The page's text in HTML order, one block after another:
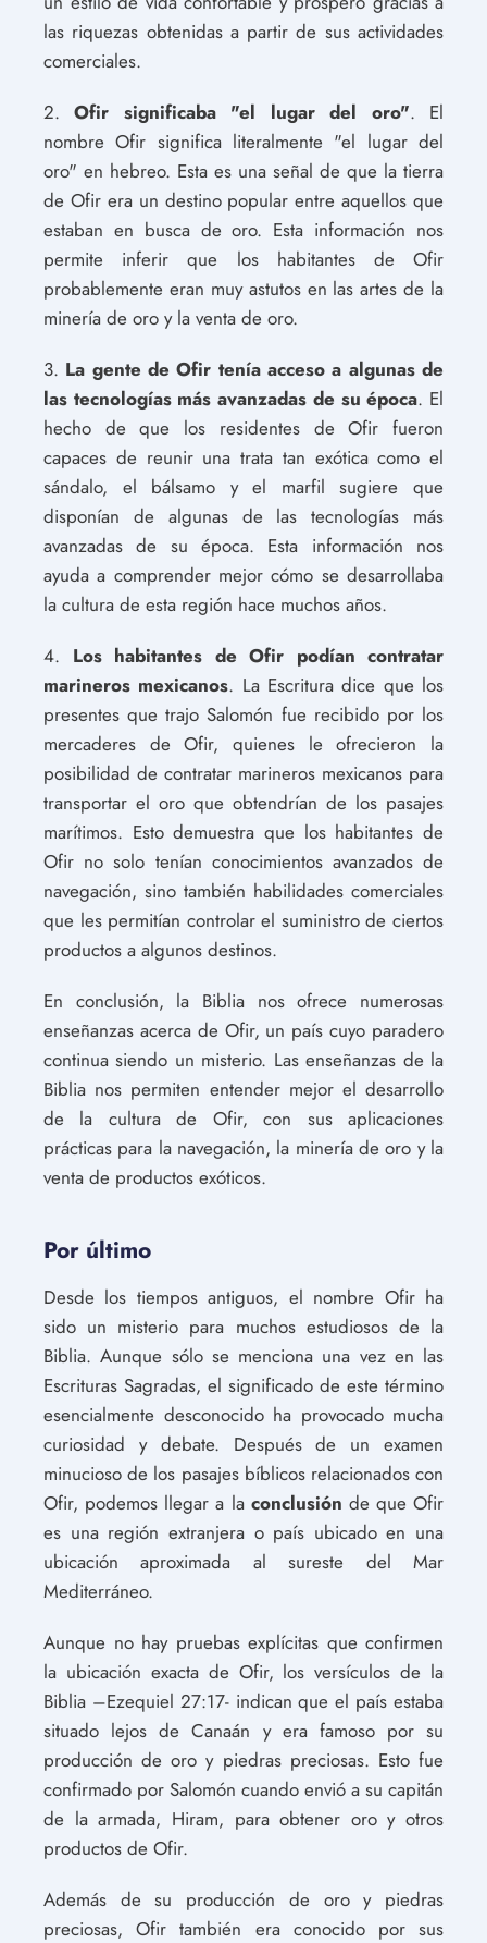
las riquezas obtenidas a partir de sus actividades
comerciales.
2.Ofir significaba "el lugar del oro". El
nombre Ofir significa literalmente "el lugar del
oro" en hebreo. Esta es una señal de que la tierra
de Ofir era un destino popular entre aquellos que
estaban en busca de oro. Esta información nos
permite inferir que los habitantes de Ofir
probablemente eran muy astutos en las artes de la
minería de oro y la venta de oro.
3. La gente de Ofir tenía acceso a algunas de
las tecnologías más avanzadas de su época. El
hecho de que los residentes de Ofir fueron
capaces de reunir una trata tan exótica como el
sándalo, el bálsamo y el marfil sugiere que
disponían de algunas de las tecnologías más
avanzadas de su época. Esta información nos
ayuda a comprender mejor cómo se desarrollaba
la cultura de esta región hace muchos años.
4. Los habitantes de Ofir podían contratar
marineros mexicanos. La Escritura dice que los
presentes que trajo Salomón fue recibido por los
mercaderes de Ofir, quienes le ofrecieron la
posibilidad de contratar marineros mexicanos para
transportar el oro que obtendrían de los pasajes
marítimos. Esto demuestra que los habitantes de
Ofir no solo tenían conocimientos avanzados de
navegación, sino también habilidades comerciales
que les permitían controlar el suministro de ciertos
productos a algunos destinos.
En conclusión, la Biblia nos ofrece numerosas
enseñanzas acerca de Ofir, un país cuyo paradero
continua siendo un misterio. Las enseñanzas de la
Biblia nos permiten entender mejor el desarrollo
de la cultura de Ofir, con sus aplicaciones
prácticas para la navegación, la minería de oro y la
venta de productos exóticos.
Por último
Desde los tiempos antiguos, el nombre Ofir ha
sido un misterio para muchos estudiosos de la
Biblia. Aunque sólo se menciona una vez en las
Escrituras Sagradas, el significado de este término
esencialmente desconocido ha provocado mucha
curiosidad y debate. Después de un examen
minucioso de los pasajes bíblicos relacionados con
Ofir, podemos llegar a la conclusión de que Ofir
es una región extranjera o país ubicado en una
ubicación aproximada al sureste del Mar
Mediterráneo.
Aunque no hay pruebas explícitas que confirmen
la ubicación exacta de Ofir, los versículos de la
Biblia –Ezequiel 27:17- indican que el país estaba
situado lejos de Canaán y era famoso por su
producción de oro y piedras preciosas. Esto fue
confirmado por Salomón cuando envió a su capitán
de la armada, Hiram, para obtener oro y otros
productos de Ofir.
Además de su producción de oro y piedras
preciosas, Ofir también era conocido por sus